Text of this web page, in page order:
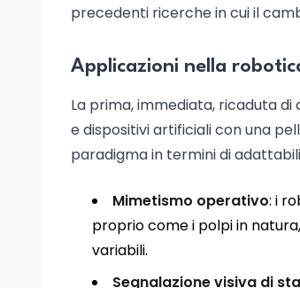
precedenti ricerche in cui il
Applicazioni nella
La prima, immediata, ricaduta
e dispositivi artificiali con una
paradigma in termini di
Mimetismo operativo: i
proprio come i polpi in
variabili.
Segnalazione visiva di